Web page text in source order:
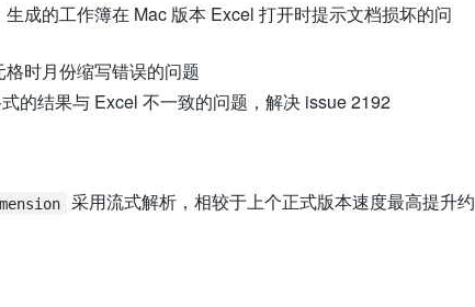
成的工作簿在 Mac 版本 Excel 打开时提示文档损坏的问
时月份缩写错误的问题
的结果与 Excel 不一致的问题，解决 issue 2192
采用流式解析，相较于上个正式版本速度最高提升约